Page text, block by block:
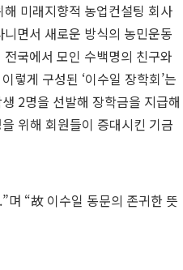
미래지향적 농업컨설팅 회사
면서 새로운 방식의 농민운동
국에서 모인 수백명의 친구와
렇게 구성된 ‘이수일 장학회’는
2명을 선발해 장학금을 지급해
위해 회원들이 증대시킨 기금
며 “故 이수일 동문의 존귀한 뜻